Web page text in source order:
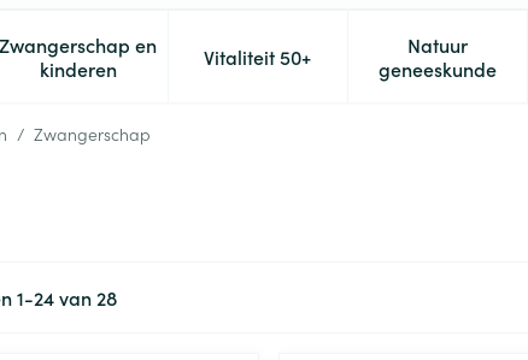
en hygiëne categorie
voor Dieet, voeding en vitamines categorie
Zwangerschap en
kinderenToon submenu voor Zwangerschap en kinderen
Vitaliteit 50+Toon submenu voor Vitaliteit
Natuur
geneeskunde
Toon
/ Zwangerschap
1-24van 28